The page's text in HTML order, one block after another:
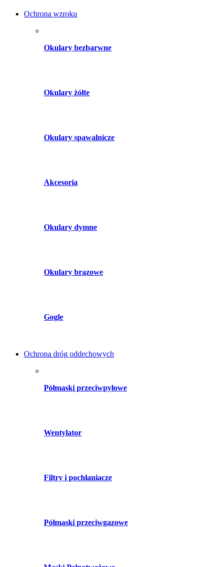
Ochrona wzroku
Okulary bezbarwne
Okulary żółte
Okulary spawalnicze
Akcesoria
Okulary dymne
Okulary brązowe
Gogle
Ochrona dróg oddechowych
Półmaski przeciwpyłowe
Wentylator
Filtry i pochłaniacze
Półmaski przeciwgazowe